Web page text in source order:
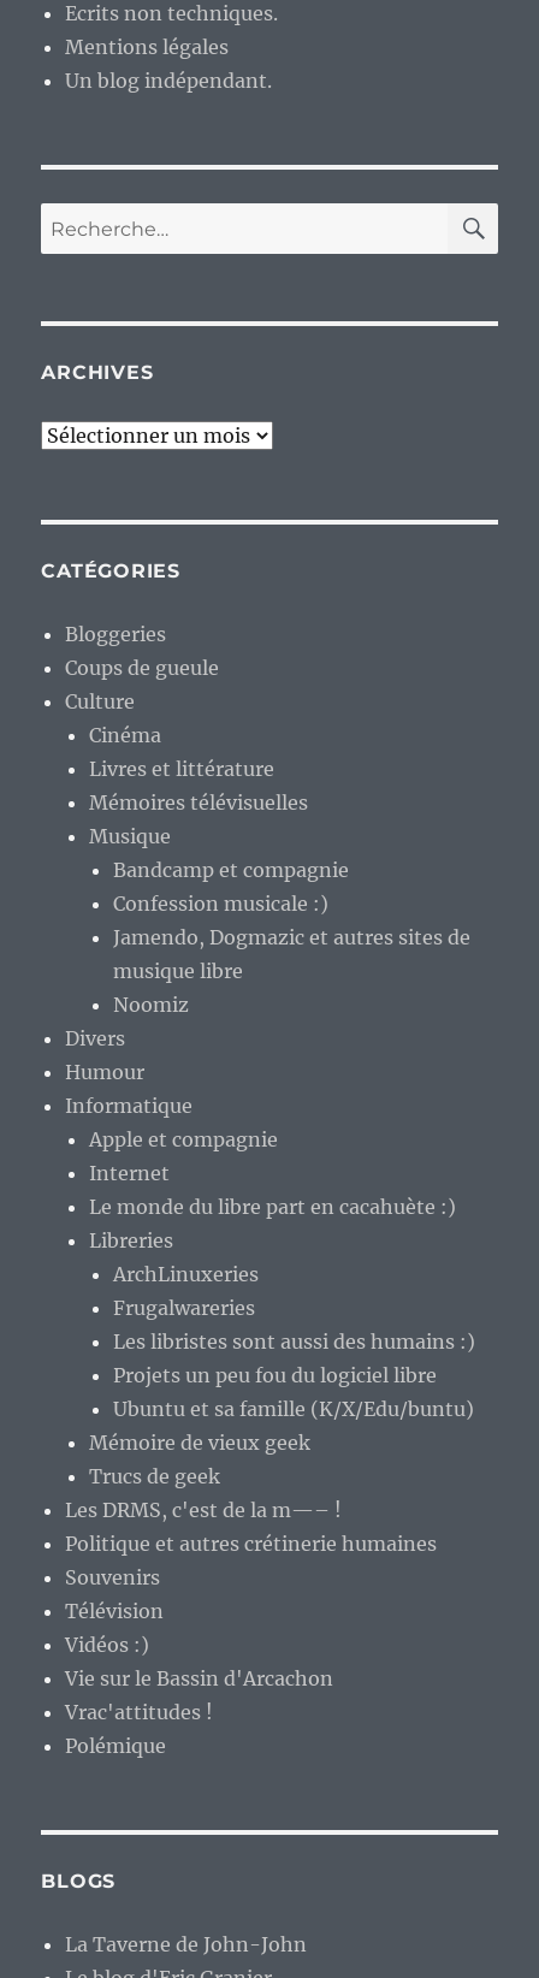
Ecrits non techniques.
Mentions légales
Un blog indépendant.
Recherche
pour :
ARCHIVES
Archives
CATÉGORIES
Bloggeries
Coups de gueule
Culture
Cinéma
Livres et littérature
Mémoires télévisuelles
Musique
Bandcamp et compagnie
Confession musicale :)
Jamendo, Dogmazic et autres sites de
musique libre
Noomiz
Divers
Humour
Informatique
Apple et compagnie
Internet
Le monde du libre part en cacahuète :)
Libreries
ArchLinuxeries
Frugalwareries
Les libristes sont aussi des humains :)
Projets un peu fou du logiciel libre
Ubuntu et sa famille (K/X/Edu/buntu)
Mémoire de vieux geek
Trucs de geek
Les DRMS, c'est de la m—– !
Politique et autres crétinerie humaines
Souvenirs
Télévision
Vidéos :)
Vie sur le Bassin d'Arcachon
Vrac'attitudes !
Polémique
BLOGS
La Taverne de John-John